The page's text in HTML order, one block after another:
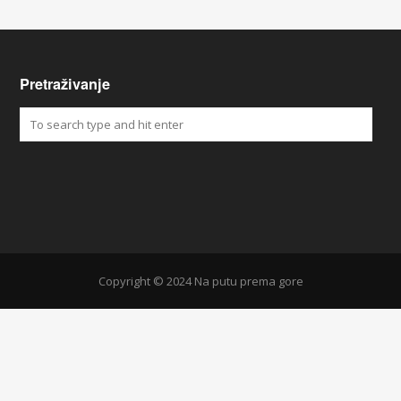
Pretraživanje
Copyright © 2024 Na putu prema gore